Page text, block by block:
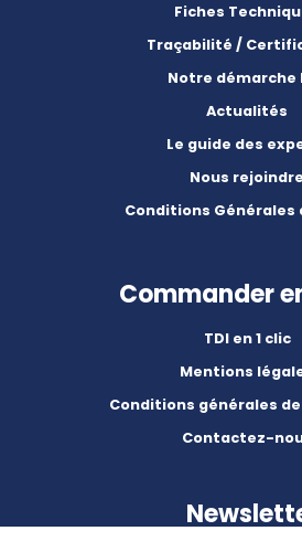
Fiches
Traçabilité /
Notre démarche
Actualités
Le guide des
Nous rejoindre
Conditions Générales
Commander
TDI en 1 clic
Mentions
Conditions générales
Contactez-